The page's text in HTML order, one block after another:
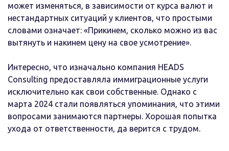
может изменяться, в зависимости от курса валют и
нестандартных ситуаций у клиентов, что простыми
словами означает: «Прикинем, сколько можно из вас
вытянуть и накинем цену на свое усмотрение».
Интересно, что изначально компания HEADS
Consulting предоставляла иммиграционные услуги
исключительно как свои собственные. Однако с
марта 2024 стали появляться упоминания, что этими
вопросами занимаются партнеры. Хорошая попытка
ухода от ответственности, да верится с трудом.